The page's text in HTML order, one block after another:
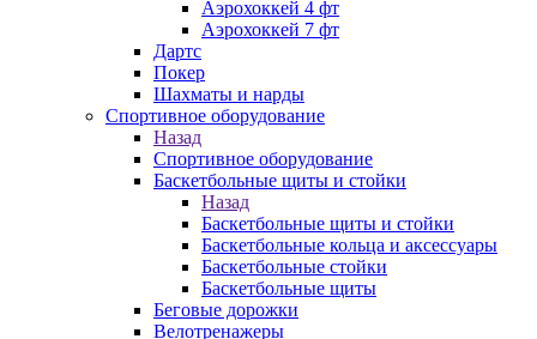
Аэрохоккей 4 фт
Аэрохоккей 7 фт
Дартс
Покер
Шахматы и нарды
Спортивное оборудование
Назад
Спортивное оборудование
Баскетбольные щиты и стойки
Назад
Баскетбольные щиты и стойки
Баскетбольные кольца и аксессуары
Баскетбольные стойки
Баскетбольные щиты
Беговые дорожки
Велотренажеры